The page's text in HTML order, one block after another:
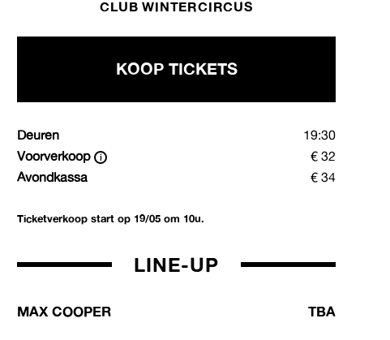
CLUB WINTERCIRCUS
KOOP TICKETS
Deuren
19:30
Voorverkoop
€ 32
Avondkassa
€ 34
Ticketverkoop start op 19/05 om 10u.
LINE-UP
MAX COOPER TBA